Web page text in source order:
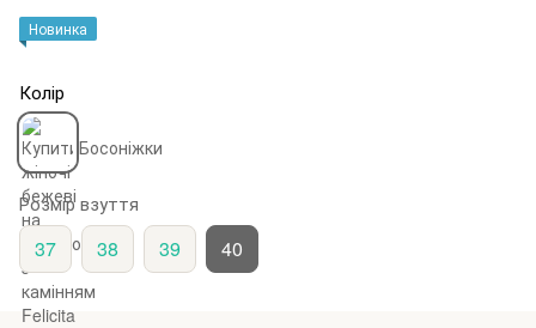
Новинка
Колір
Розмір взуття
37 38 39 40